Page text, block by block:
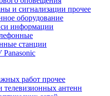
и сигнализации прочее
оборудование
информации
станции
работ прочее
телевизионных антенн